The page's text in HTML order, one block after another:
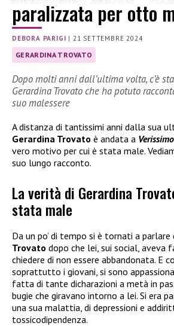
paralizzata per otto
DEBORA PARIGI | 21 SETTEMBRE 2024
GERARDINA TROVATO
Dopo molti anni dall’ultima volta, c’è
Gerardina Trovato che ha potuto
suo malessere
A distanza di tantissimi anni dalla sua
Gerardina Trovato è andata a Verissimo
vero motivo per cui è stata male.
suo lungo racconto.
La verità di Gerardina
stata male
Da un po’ di tempo si è tornati a parlare
Trovato dopo che lei, sui social, aveva
chiedere di non essere abbandonata. E
soprattutto i giovani, si sono
fatta di tante dicharazioni a metà in
bugie che giravano intorno a lei. Si era
una sua malattia, di depressioni e
tossicodipendenza.